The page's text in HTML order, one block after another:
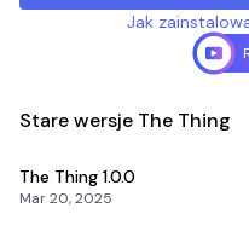
Jak
Stare wersje The Thing
The Thing 1.0.0
Mar 20, 2025